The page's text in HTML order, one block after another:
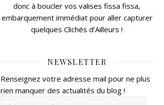
donc à boucler vos valises fissa fissa,
embarquement immédiat pour aller capturer
quelques Clichés d’Ailleurs !
NEWSLETTER
Renseignez votre adresse mail pour ne plus
rien manquer des actualités du blog !